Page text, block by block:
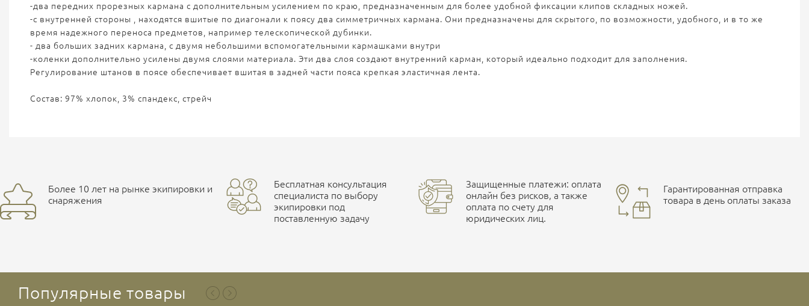
-два передних прорезных кармана с дополнительным усилением по краю, предназначенным для более удобной фиксации клипов складных ножей.
-с внутренней стороны , находятся вшитые по диагонали к поясу два симметричных кармана. Они предназначены для скрытого, по возможности, удобного, и в то же
время надежного переноса предметов, например телескопической дубинки.
- два больших задних кармана, с двумя небольшими вспомогательными кармашками внутри
-коленки дополнительно усилены двумя слоями материала. Эти два слоя создают внутренний карман, который идеально подходит для заполнения.
Регулирование штанов в поясе обеспечивает вшитая в задней части пояса крепкая эластичная лента.
Состав: 97% хлопок, 3% спандекс, стрейч
Более 10 лет на рынке экипировки и
снаряжения
Бесплатная консультация
специалиста по выбору
экипировки под
поставленную задачу
Защищенные платежи: оплата
онлайн без рисков, а также
оплата по счету для
юридических лиц.
Гарантированная отправка
товара в день оплаты заказа
Популярные товары